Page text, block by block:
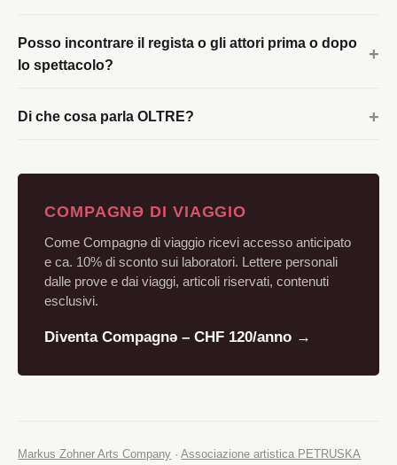
Posso incontrare il regista o gli attori prima o dopo
lo spettacolo?
Di che cosa parla OLTRE?
COMPAGNƏ DI VIAGGIO
Come Compagnə di viaggio ricevi accesso anticipato
e ca. 10% di sconto sui laboratori. Lettere personali
dalle prove e dai viaggi, articoli riservati, contenuti
esclusivi.
Diventa Compagnə – CHF 120/anno →
Markus Zohner Arts Company ·Associazione artistica PETRUSKA